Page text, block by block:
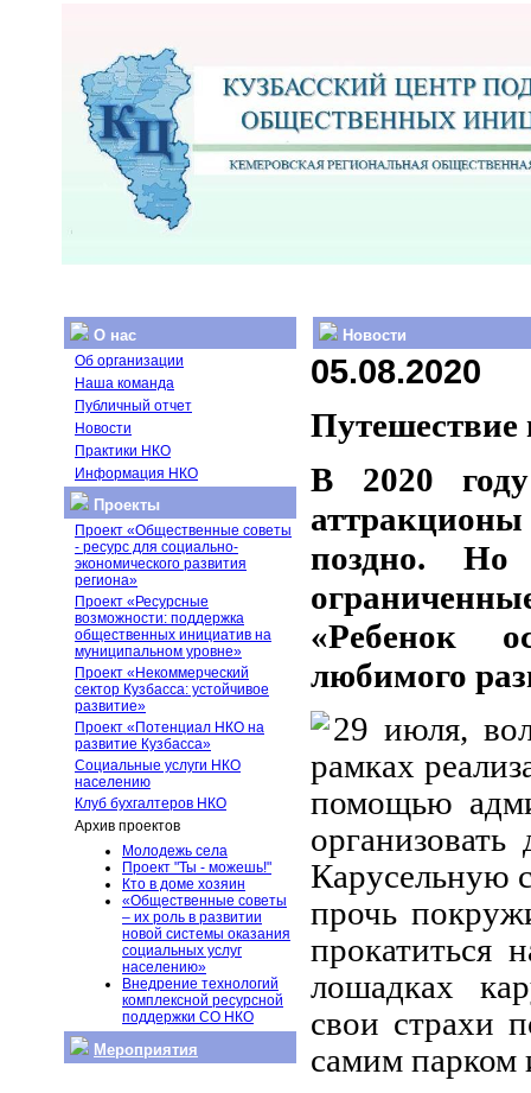
О нас
Об организации
Наша команда
Публичный отчет
Новости
Практики НКО
Информация НКО
Проекты
Проект «Общественные советы
- ресурс для социально-
экономического развития
региона»
Проект «Ресурсные
возможности: поддержка
общественных инициатив на
муниципальном уровне»
Проект «Некоммерческий
сектор Кузбасса: устойчивое
развитие»
Проект «Потенциал НКО на
развитие Кузбасса»
Социальные услуги НКО
населению
Клуб бухгалтеров НКО
Архив проектов
Молодежь села
Проект "Ты - можешь!"
Кто в доме хозяин
«Общественные советы
– их роль в развитии
новой системы оказания
социальных услуг
населению»
Внедрение технологий
комплексной ресурсной
поддержки СО НКО
Мероприятия
Новости
05.08.2020
Путешествие
В 2020
поздно.
«Ребенок
любимого
29 июля,
рамках
помощью
Карусельную
прочь
прокатиться
лошадках
свои страхи
самим парком